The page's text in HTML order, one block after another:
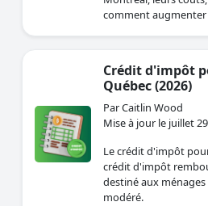
comment augmenter
Crédit d'impôt
Québec (2026)
Par Caitlin Wood
Mise à jour le juillet
Le crédit d'impôt
crédit d'impôt
destiné aux
modéré.